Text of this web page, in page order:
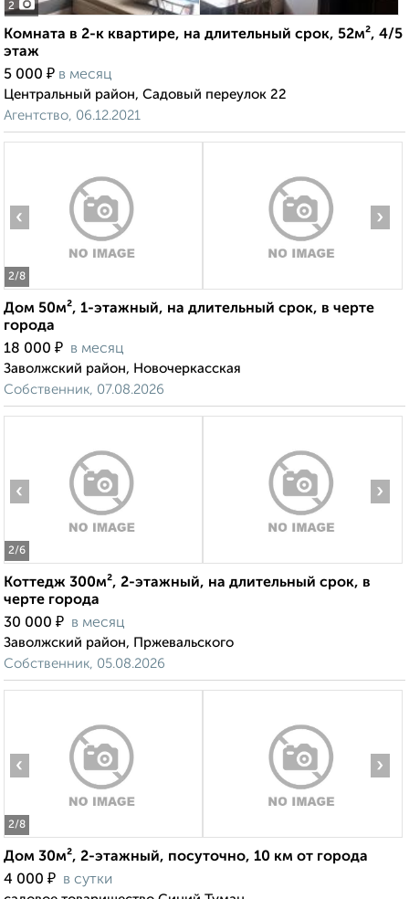
2
Комната в 2-к квартире, на длительный срок, 52м², 4/5
этаж
5 000 ₽ в месяц
Центральный район, Садовый переулок 22
Агентство, 06.12.2021
2/8
‹ ›
Дом 50м², 1-этажный, на длительный срок, в черте
города
18 000 ₽ в месяц
Заволжский район, Новочеркасская
Собственник, 07.08.2026
2/6
‹ ›
Коттедж 300м², 2-этажный, на длительный срок, в
черте города
30 000 ₽ в месяц
Заволжский район, Пржевальского
Собственник, 05.08.2026
2/8
‹ ›
Дом 30м², 2-этажный, посуточно, 10 км от города
4 000 ₽ в сутки